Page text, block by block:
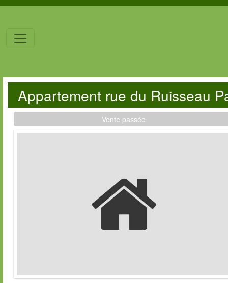
Appartement rue du Ruisseau
Vente passée